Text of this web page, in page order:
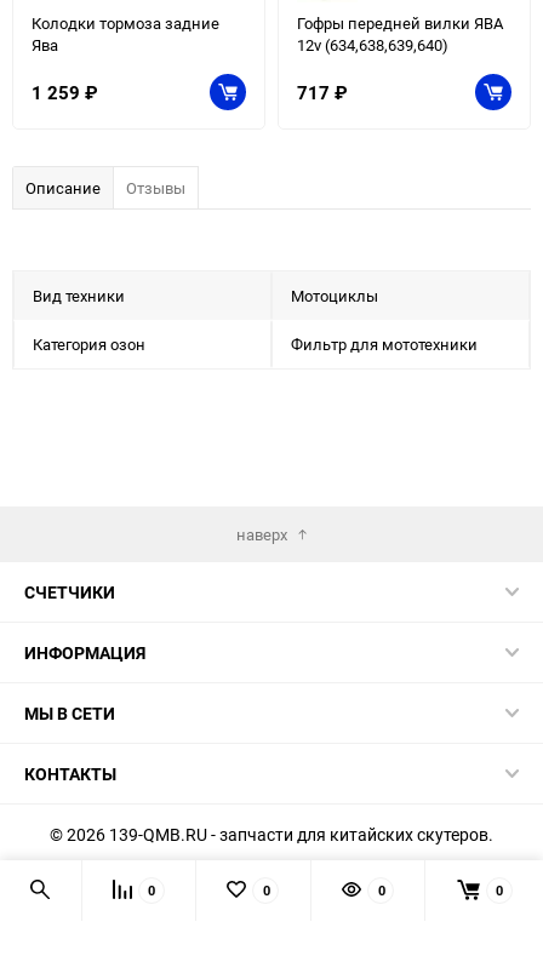
Колодки тормоза задние
Ява
1 259 ₽
Гофры передней вилки ЯВА
12v (634,638,639,640)
717 ₽
Описание Отзывы
Вид техники Мотоциклы
Категория озон Фильтр для мототехники
наверх
СЧЕТЧИКИ
ИНФОРМАЦИЯ
МЫ В СЕТИ
КОНТАКТЫ
© 2026 139-QMB.RU - запчасти для китайских скутеров.
Мы получаем и обрабатываем персональные данные
посетителей нашего сайта в соответствии с
официальной
0 0 0 0